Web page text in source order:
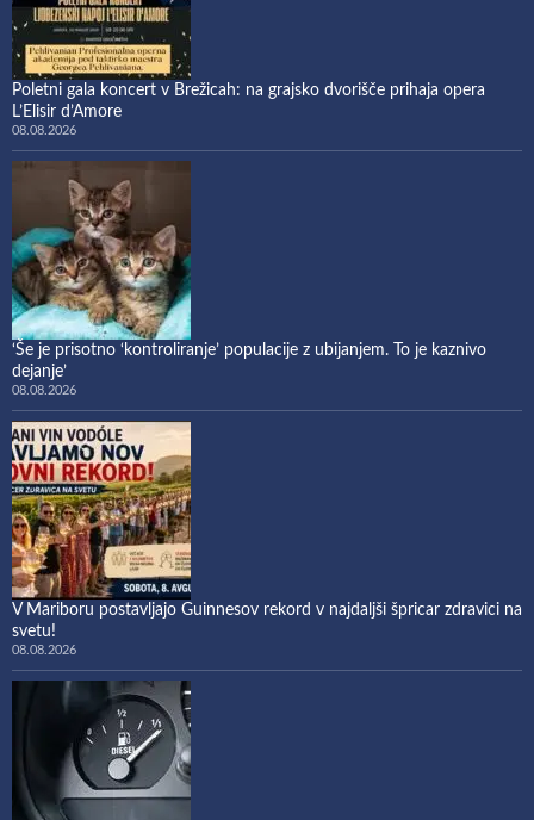
Poletni gala koncert v Brežicah: na grajsko dvorišče prihaja opera
L’Elisir d’Amore
08.08.2026
‘Še je prisotno ‘kontroliranje’ populacije z ubijanjem. To je kaznivo
dejanje’
08.08.2026
V Mariboru postavljajo Guinnesov rekord v najdaljši špricar zdravici na
svetu!
08.08.2026